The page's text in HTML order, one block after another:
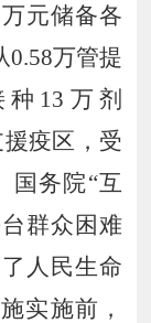
元储备各
0.58万管提
种 13 万剂
疫区，受
国务院“互
群众困难
人民生命
实施前，